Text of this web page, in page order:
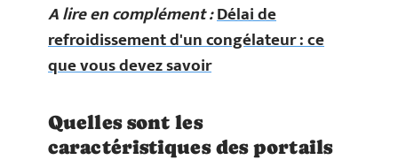
A lire en complément :Délai de
refroidissement d'un congélateur : ce
que vous devez savoir
Quelles sont les
caractéristiques des portails